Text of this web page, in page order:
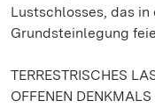
Lustschlosses, das
Grundsteinlegung
TERRESTRISCHES
OFFENEN DENKMALS